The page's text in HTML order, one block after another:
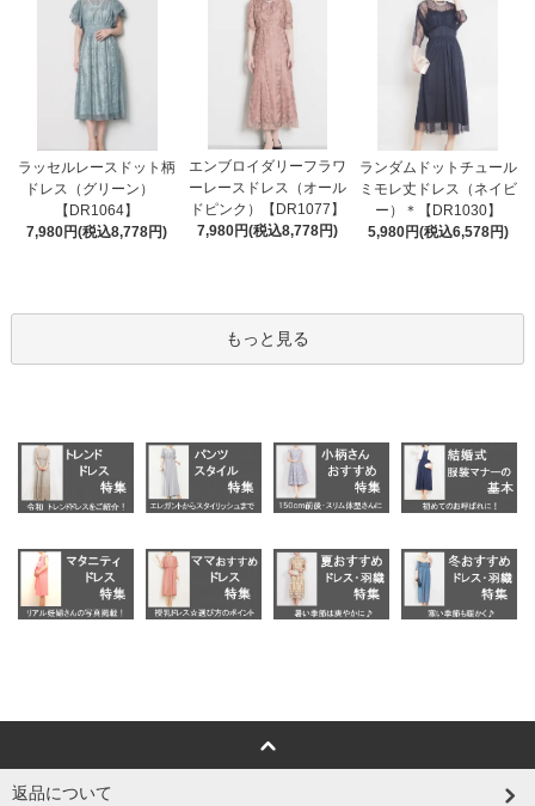
ラッセルレースドット柄
ドレス（グリーン）
【DR1064】
7,980円(税込8,778円)
エンブロイダリーフラワ
ーレースドレス（オール
ドピンク）【DR1077】
7,980円(税込8,778円)
ランダムドットチュール
ミモレ丈ドレス（ネイビ
ー）＊【DR1030】
5,980円(税込6,578円)
もっと見る
返品について